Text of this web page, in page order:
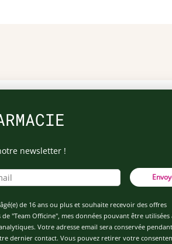
newsletter !
de 16 ans ou plus et souhaite recevoir des offres
de "Team Officine", mes données pouvant être utilisées
Votre adresse email sera conservée
dernier contact. Vous pouvez retirer votre